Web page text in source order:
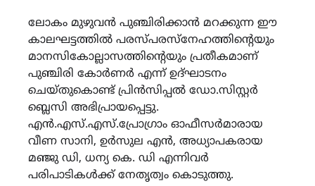
ലോകം മുഴുവൻ പുഞ്ചിരിക്കാൻ മറക്കുന്ന ഈ
കാലഘട്ടത്തിൽ പരസ്പരസ്നേഹത്തിൻ്റെയും
മാനസികോല്ലാസത്തിൻ്റെയും പ്രതീകമാണ്
പുഞ്ചിരി കോർണർ എന്ന് ഉദ്ഘാടനം
ചെയ്തുകൊണ്ട് പ്രിൻസിപ്പൽ ഡോ.സിസ്റ്റർ
ബ്ലെസി അഭിപ്രായപ്പെട്ടു.
എൻ.എസ്.എസ്.പ്രോഗ്രാം ഓഫീസർമാരായ
വീണ സാനി, ഉർസുല എൻ, അധ്യാപകരായ
മഞ്ജു ഡി, ധന്യ കെ. ഡി എന്നിവർ
പരിപാടികൾക്ക് നേതൃത്വം കൊടുത്തു.